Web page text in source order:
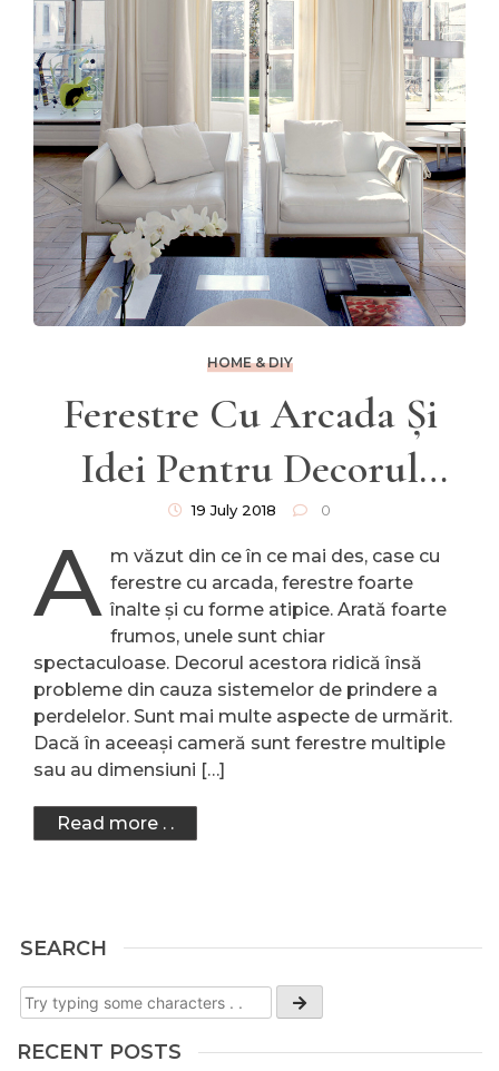
SEARCH
RECENT POSTS
HOME & DIY
Ferestre Cu Arcada Și
Idei Pentru Decorul
Acestora
19 July 2018 0
A m văzut din ce în ce mai des, case cu
ferestre cu arcada, ferestre foarte
înalte și cu forme atipice. Arată foarte
frumos, unele sunt chiar
spectaculoase. Decorul acestora ridică însă
probleme din cauza sistemelor de prindere a
perdelelor. Sunt mai multe aspecte de urmărit.
Dacă în aceeași cameră sunt ferestre multiple
sau au dimensiuni […]
Read more . .